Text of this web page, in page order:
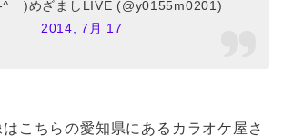
)めざましLIVE (@y0155m0201)
2014, 7月 17
こちらの愛知県にあるカラオケ屋さ